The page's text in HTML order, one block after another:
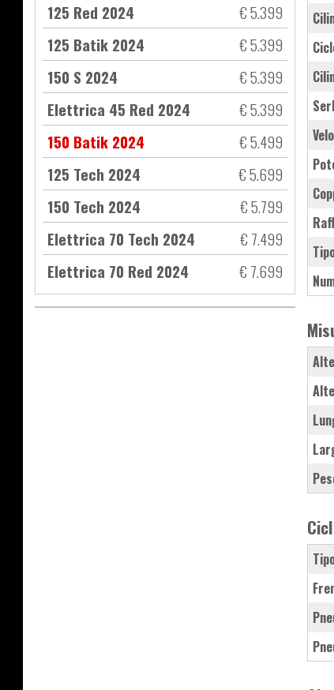
125 Red 2024
€ 5.399
125 Batik 2024
€ 5.399
150 S 2024
€ 5.399
Elettrica 45 Red 2024
€ 5.399
150 Batik 2024
€ 5.499
125 Tech 2024
€ 5.699
150 Tech 2024
€ 5.799
Elettrica 70 Tech 2024
€ 7.499
Elettrica 70 Red 2024
€ 7.699